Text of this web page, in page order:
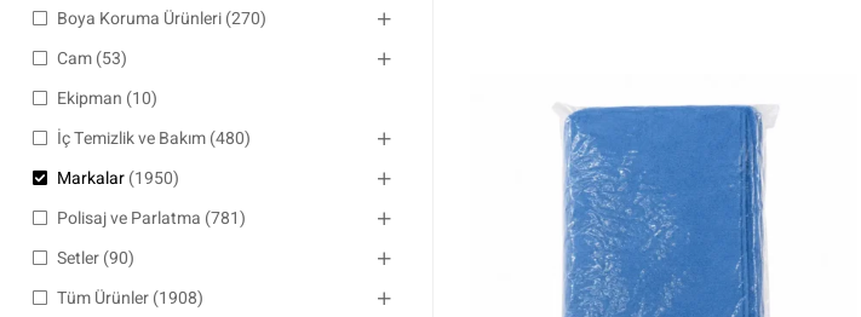
Boya Koruma Ürünleri(270)
Cam(53)
Ekipman (10)
İç Temizlik ve Bakım(480)
Markalar(1950)
Polisaj ve Parlatma (781)
Setler(90)
Tüm Ürünler(1908)